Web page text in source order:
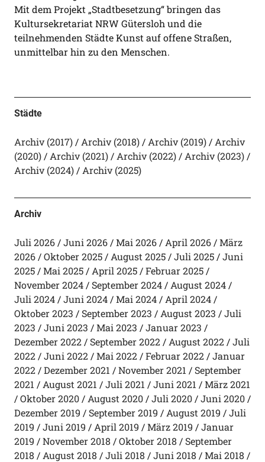
Mit dem Projekt „Stadtbesetzung“ bringen das
Kultursekretariat NRW Gütersloh und die
teilnehmenden Städte Kunst auf offene Straßen,
unmittelbar hin zu den Menschen.
Städte
Archiv (2017) Archiv (2018) Archiv (2019)
Archiv
(2020)
Archiv (2021) Archiv (2022)
Archiv (2023)
Archiv (2024)
Archiv (2025)
Archiv
Juli 2026 Juni 2026 Mai 2026 April 2026
März
2026
Oktober 2025 August 2025 Juli 2025
Juni
2025
Mai 2025 April 2025
Februar 2025
November 2024
September 2024
August 2024
Juli 2024
Juni 2024 Mai 2024
April 2024
Oktober 2023
September 2023 August 2023
Juli
2023
Juni 2023 Mai 2023
Januar 2023
Dezember 2022
September 2022 August 2022
Juli
2022
Juni 2022 Mai 2022 Februar 2022
Januar
2022
Dezember 2021 November 2021
September
2021
August 2021 Juli 2021 Juni 2021
März 2021
Oktober 2020
August 2020 Juli 2020
Juni 2020
Dezember 2019
September 2019 August 2019
Juli
2019
Juni 2019 April 2019 März 2019
Januar
2019
November 2018 Oktober 2018
September
2018
August 2018 Juli 2018 Juni 2018
Mai 2018